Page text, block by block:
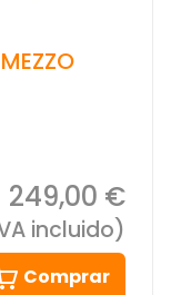
249,00 €
incluido)
Comprar